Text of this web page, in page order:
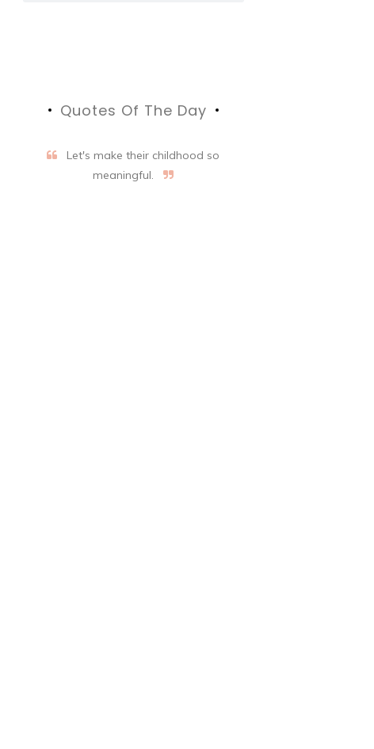
Quotes Of The Day
Let's make their childhood so
meaningful.